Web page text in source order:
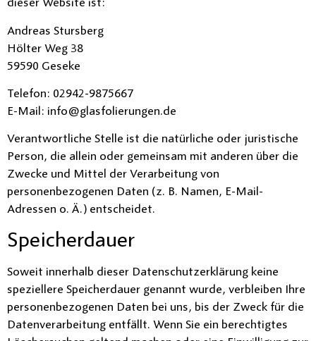
dieser Website ist:
Andreas Stursberg
Hölter Weg 38
59590 Geseke
Telefon: 02942-9875667
E-Mail: info@glasfolierungen.de
Verantwortliche Stelle ist die natürliche oder juristische
Person, die allein oder gemeinsam mit anderen über die
Zwecke und Mittel der Verarbeitung von
personenbezogenen Daten (z. B. Namen, E-Mail-
Adressen o. Ä.) entscheidet.
Speicherdauer
Soweit innerhalb dieser Datenschutzerklärung keine
speziellere Speicherdauer genannt wurde, verbleiben Ihre
personenbezogenen Daten bei uns, bis der Zweck für die
Datenverarbeitung entfällt. Wenn Sie ein berechtigtes